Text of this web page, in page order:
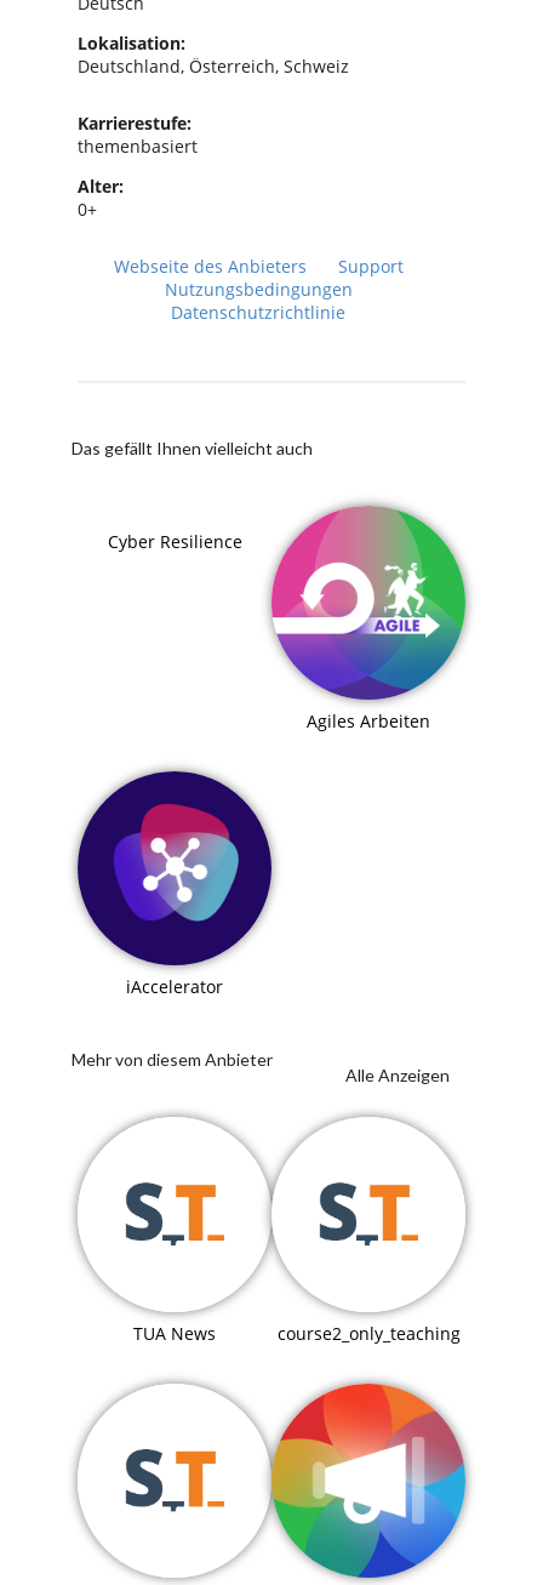
Lokalisation:
Deutschland, Österreich, Schweiz
Karrierestufe:
themenbasiert
Alter:
0+
Webseite des Anbieters
Support
Nutzungsbedingungen
Datenschutzrichtlinie
Das gefällt Ihnen vielleicht auch
Cyber Resilience
Agiles Arbeiten
iAccelerator
Mehr von diesem Anbieter
Alle Anzeigen
TUA News course2_only_teaching